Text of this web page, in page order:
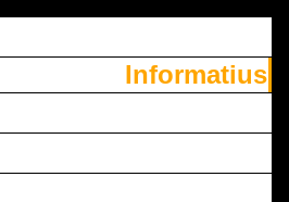
Informatius